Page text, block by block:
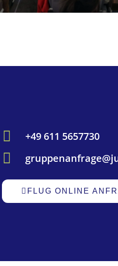
+49 611 5657730
FLUG ONLINE